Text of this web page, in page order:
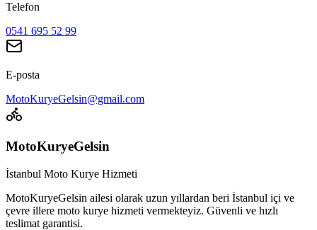
Telefon
0541 695 52 99
E-posta
MotoKuryeGelsin@gmail.com
MotoKuryeGelsin
İstanbul Moto Kurye Hizmeti
MotoKuryeGelsin ailesi olarak uzun yıllardan beri İstanbul içi ve
çevre illere moto kurye hizmeti vermekteyiz. Güvenli ve hızlı
teslimat garantisi.